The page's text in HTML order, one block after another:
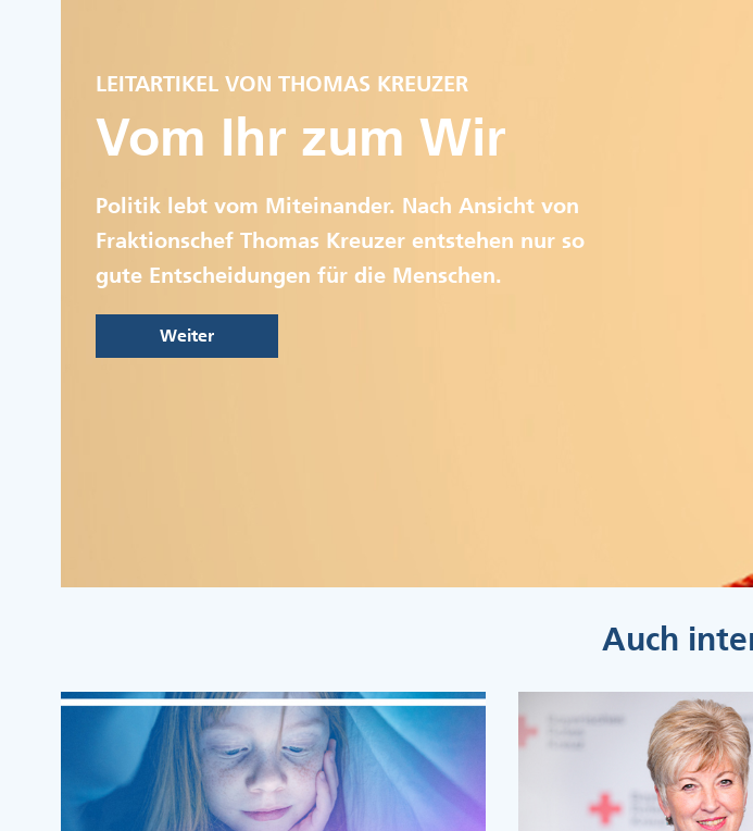
LEITARTIKEL VON THOMAS KREUZER
Vom Ihr zum Wir
Politik lebt vom Miteinander. Nach Ansicht von
Fraktionschef Thomas Kreuzer entstehen nur so
gute Entscheidungen für die Menschen.
Weiter
Auch